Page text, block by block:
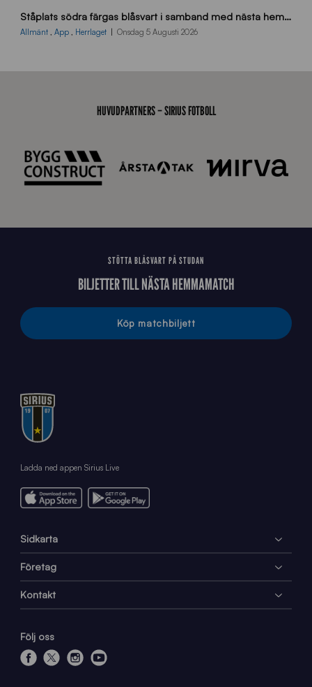
ö
d
2
0
2
Ståplats södra färgas blåsvart i samband med nästa hemmamatch
Allmänt App Herrlaget Onsdag 5 Augusti 2026
HUVUDPARTNERS – SIRIUS FOTBOLL
STÖTTA BLÅSVART PÅ STUDAN
BILJETTER TILL NÄSTA HEMMAMATCH
Köp matchbiljett
Ladda ned appen Sirius Live
Sidkarta
Företag
Kontakt
Följ oss
f
x
i
y